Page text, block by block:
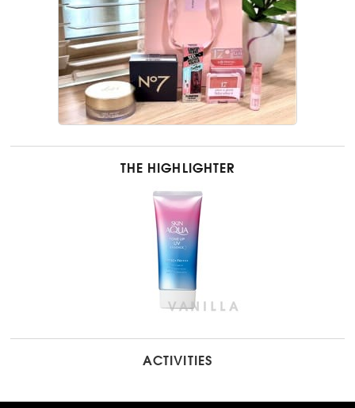
THE HIGHLIGHTER
ACTIVITIES